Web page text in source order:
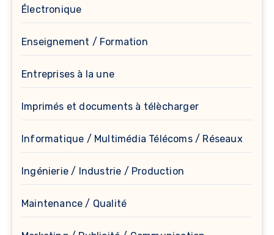
Électronique
Enseignement / Formation
Entreprises à la une
Imprimés et documents à télècharger
Informatique / Multimédia Télécoms / Réseaux
Ingénierie / Industrie / Production
Maintenance / Qualité